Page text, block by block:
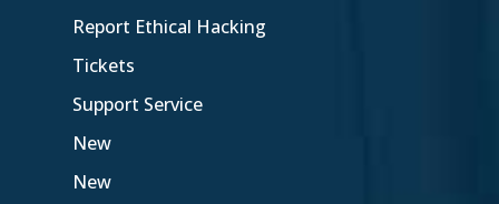
Report Ethical Hacking
Tickets
Support Service
New
New